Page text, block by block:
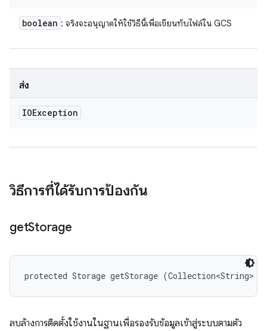
boolean : จริงจะอนุญาตให้ใช้วิธีนี้เพื่อเขียนทับไฟล์ใน GCS
ส่ง
IOException
วิธีการที่ได้รับการป้องกัน
getStorage
protected Storage getStorage (Collection<String>
ลบล้างการติดตั้งใช้งานในฐานเพื่อรองรับข้อมูลเข้าสู่ระบบตามตัว